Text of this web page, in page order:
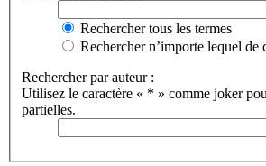
Rechercher tous les termes
Rechercher n’importe lequel de
Rechercher par auteur :
Utilisez le caractère « * » comme joker
partielles.